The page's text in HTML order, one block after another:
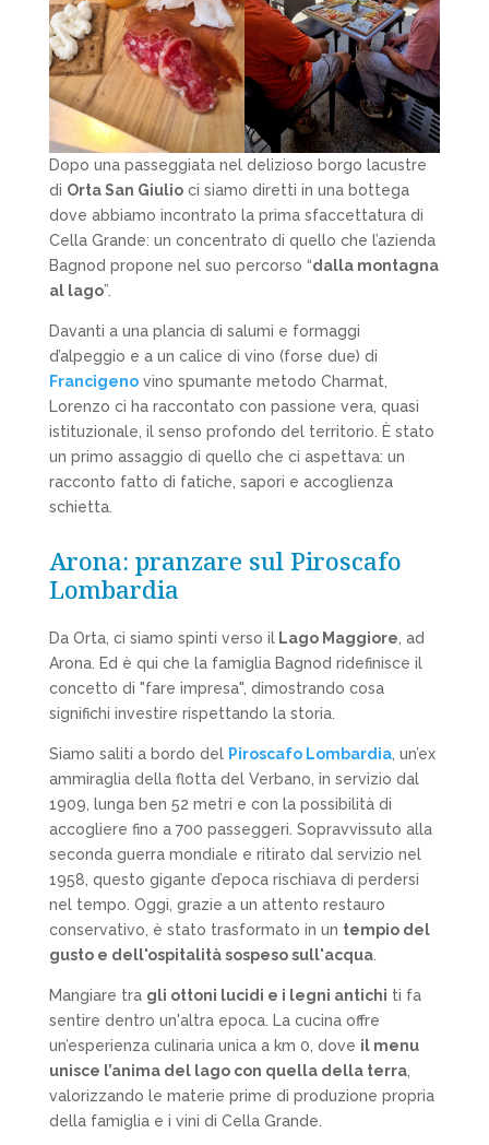
Dopo una passeggiata nel delizioso borgo lacustre
di Orta San Giulioci siamo diretti in una bottega
dove abbiamo incontrato la prima sfaccettatura di
Cella Grande: un concentrato di quello che l’azienda
Bagnod propone nel suo percorso “dalla montagna
al lago”.
Davanti a una plancia di salumi e formaggi
d’alpeggio e a un calice di vino (forse due) di
Francigenovino spumante metodo Charmat,
Lorenzo ci ha raccontato con passione vera, quasi
istituzionale, il senso profondo del territorio. È stato
un primo assaggio di quello che ci aspettava: un
racconto fatto di fatiche, sapori e accoglienza
schietta.
Arona: pranzare sul Piroscafo
Lombardia
Da Orta, ci siamo spinti verso ilLago Maggiore , ad
Arona. Ed è qui che la famiglia Bagnod ridefinisce il
concetto di "fare impresa", dimostrando cosa
significhi investire rispettando la storia.
Siamo saliti a bordo del Piroscafo Lombardia, un’ex
ammiraglia della flotta del Verbano, in servizio dal
1909, lunga ben 52 metri e con la possibilità di
accogliere fino a 700 passeggeri. Sopravvissuto alla
seconda guerra mondiale e ritirato dal servizio nel
1958, questo gigante d’epoca rischiava di perdersi
nel tempo. Oggi, grazie a un attento restauro
conservativo, è stato trasformato in un tempio del
gusto e dell'ospitalità sospeso sull'acqua.
Mangiare tra gli ottoni lucidi e i legni antichi ti fa
sentire dentro un'altra epoca. La cucina offre
un’esperienza culinaria unica a km 0, dove il menu
unisce l’anima del lago con quella della terra,
valorizzando le materie prime di produzione propria
della famiglia e i vini di Cella Grande.